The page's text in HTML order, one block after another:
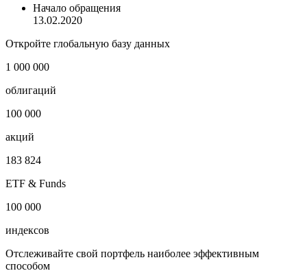
0,31 млн USD
Количество
13.02.2020
Откройте глобальную базу данных
1 000 000
облигаций
100 000
акций
183 824
ETF & Funds
100 000